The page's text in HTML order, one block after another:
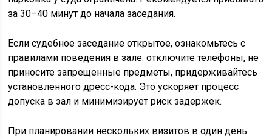
за 30–40 минут до начала заседания.
Если судебное заседание открытое, ознакомьтесь с
правилами поведения в зале: отключите телефоны, не
приносите запрещенные предметы, придерживайтесь
установленного дресс-кода. Это ускоряет процесс
допуска в зал и минимизирует риск задержек.
При планировании нескольких визитов в один день